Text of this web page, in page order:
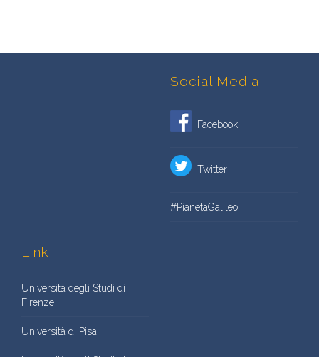
Social Media
Facebook
Twitter
#PianetaGalileo
Link
Università degli Studi di
Firenze
Università di Pisa